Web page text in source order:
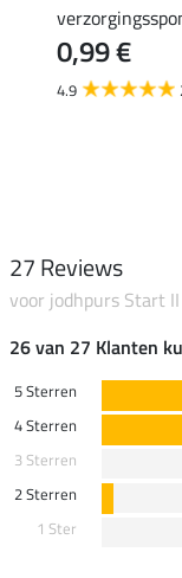
0,99 €
4.9
27 Reviews
voor jodhpurs Start II
26 van 27 Klanten
5 Sterren
4 Sterren
3 Sterren
2 Sterren
1 Ster